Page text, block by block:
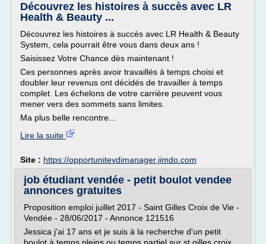
Découvrez les histoires à succès avec LR
Health & Beauty ...
Découvrez les histoires à succès avec LR Health & Beauty
System, cela pourrait être vous dans deux ans !
Saisissez Votre Chance dès maintenant !
Ces personnes après avoir travaillés à temps choisi et
doubler leur revenus ont décidés de travailler à temps
complet. Les échelons de votre carrière peuvent vous
mener vers des sommets sans limites.
Ma plus belle rencontre...
Lire la suite
Site : https://opportunitevdimanager.jimdo.com
job étudiant vendée - petit boulot vendee
annonces gratuites
Proposition emploi juillet 2017 - Saint Gilles Croix de Vie -
Vendée - 28/06/2017 - Annonce 121516
Jessica j'ai 17 ans et je suis à la recherche d'un petit